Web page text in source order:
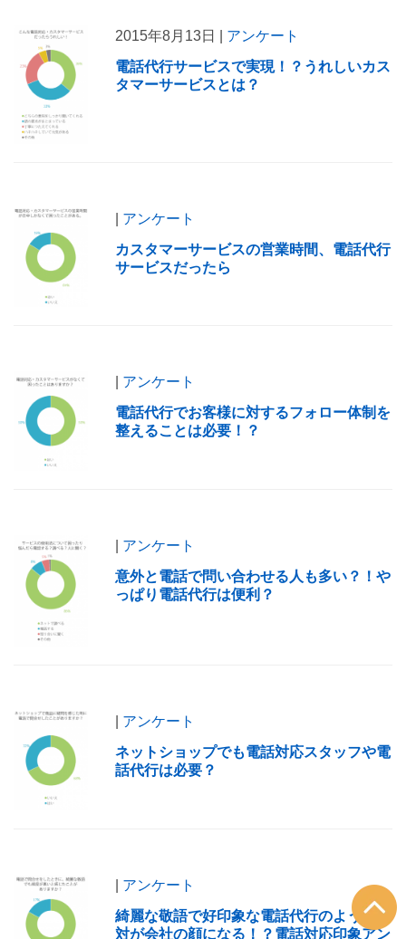
2015年8月13日 | アンケート
電話代行サービスで実現！？うれしいカス
タマーサービスとは？
アンケート
カスタマーサービスの営業時間、電話代行
サービスだったら
アンケート
電話代行でお客様に対するフォロー体制を
整えることは必要！？
アンケート
意外と電話で問い合わせる人も多い？！や
っぱり電話代行は便利？
アンケート
ネットショップでも電話対応スタッフや電
話代行は必要？
アンケート
綺麗な敬語で好印象な電話代行のような応
対が会社の顔になる！？電話対応印象アン